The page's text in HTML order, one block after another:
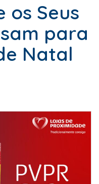
os Seus
para
Natal